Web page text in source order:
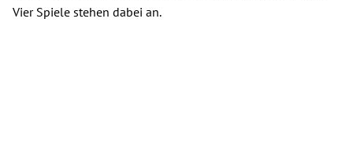
Vier Spiele stehen dabei an.